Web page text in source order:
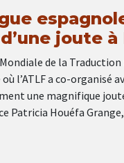
joute à
de la
l’ATLF a co-organisé
une magnifique
Patricia Houéfa